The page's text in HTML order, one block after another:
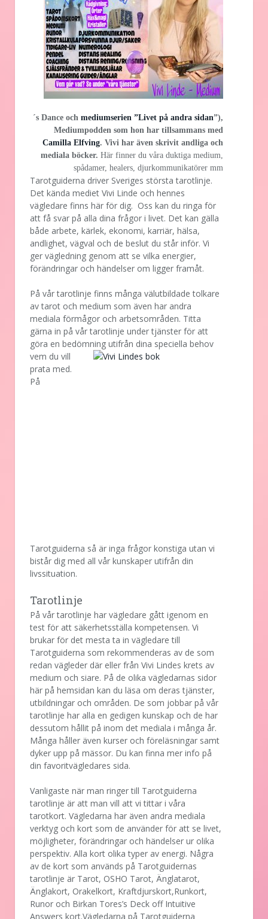
´s Dance och mediumserien ”Livet på andra sidan”),
Mediumpodden som hon har tillsammans med
Camilla Elfving. Vivi har även skrivit andliga och
mediala böcker. Här finner du våra duktiga medium,
spådamer, healers, djurkommunikatörer mm
Tarotguiderna driver Sveriges största tarotlinje.
Det kända mediet Vivi Linde och hennes
vägledare finns här för dig. Oss kan du ringa för
att få svar på alla dina frågor i livet. Det kan gälla
både arbete, kärlek, ekonomi, karriär, hälsa,
andlighet, vägval och de beslut du står inför. Vi
ger vägledning genom att se vilka energier,
förändringar och händelser om ligger framåt.
På vår tarotlinje finns många välutbildade tolkare
av tarot och medium som även har andra
mediala förmågor och arbetsområden. Titta
gärna in på vår tarotlinje under tjänster för att
göra en bedömning utifrån dina speciella behov
vem du vill
prata med.
På
Tarotguiderna så är inga frågor konstiga utan vi
bistår dig med all vår kunskaper utifrån din
livssituation.
Tarotlinje
På vår tarotlinje har vägledare gått igenom en
test för att säkerhetsställa kompetensen. Vi
brukar för det mesta ta in vägledare till
Tarotguiderna som rekommenderas av de som
redan vägleder där eller från Vivi Lindes krets av
medium och siare. På de olika vägledarnas sidor
här på hemsidan kan du läsa om deras tjänster,
utbildningar och områden. De som jobbar på vår
tarotlinje har alla en gedigen kunskap och de har
dessutom hållit på inom det mediala i många år.
Många håller även kurser och föreläsningar samt
dyker upp på mässor. Du kan finna mer info på
din favoritvägledares sida.
Vanligaste när man ringer till Tarotguiderna
tarotlinje är att man vill att vi tittar i våra
tarotkort. Vägledarna har även andra mediala
verktyg och kort som de använder för att se livet,
möjligheter, förändringar och händelser ur olika
perspektiv. Alla kort olika typer av energi. Några
av de kort som används på Tarotguidernas
tarotlinje är Tarot, OSHO Tarot, Änglatarot,
Änglakort, Orakelkort, Kraftdjurskort,Runkort,
Runor och Birkan Tores’s Deck off Intuitive
Answers kort.Vägledarna på Tarotguiderna